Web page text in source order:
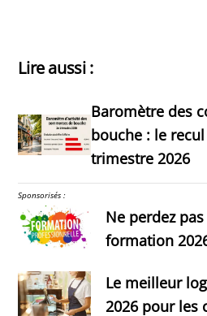
Lire aussi :
Baromètre des
bouche : le recul
trimestre 2026
Sponsorisés :
Ne perdez
formation
Le meilleur
2026 pour les